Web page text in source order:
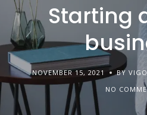
Starting
NOVEMBER 15, 2021
BY
NO